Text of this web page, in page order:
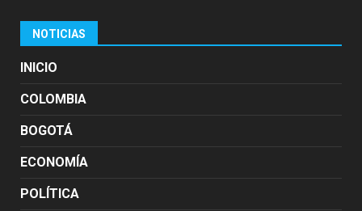
NOTICIAS
INICIO
COLOMBIA
BOGOTÁ
ECONOMÍA
POLÍTICA